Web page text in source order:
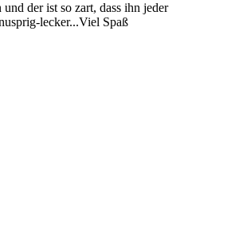
der ist so zart, dass ihn jeder
lecker...Viel Spaß